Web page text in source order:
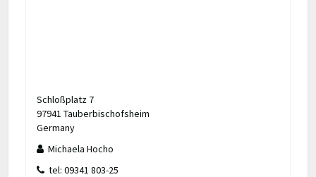
Schloßplatz 7
97941 Tauberbischofsheim
Germany
Michaela Hocho
tel: 09341 803-25